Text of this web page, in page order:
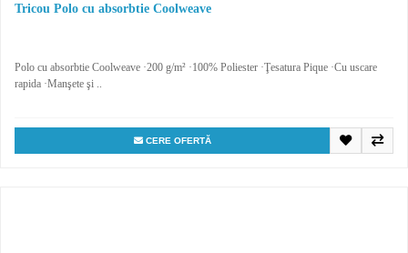
Tricou Polo cu absorbtie Coolweave
Polo cu absorbtie Coolweave ·200 g/m² ·100% Poliester ·Ţesatura Pique ·Cu uscare
rapida ·Manşete şi ..
CERE OFERTĂ